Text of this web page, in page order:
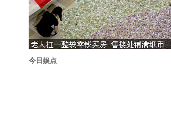
今日娱点